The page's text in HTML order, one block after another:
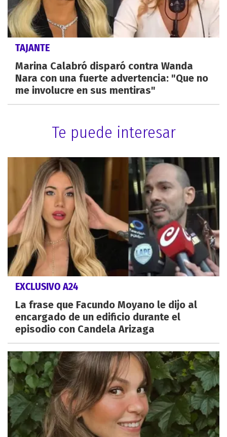
TAJANTE
Marina Calabró disparó contra Wanda
Nara con una fuerte advertencia: "Que no
me involucre en sus mentiras"
Te puede interesar
EXCLUSIVO A24
La frase que Facundo Moyano le dijo al
encargado de un edificio durante el
episodio con Candela Arizaga